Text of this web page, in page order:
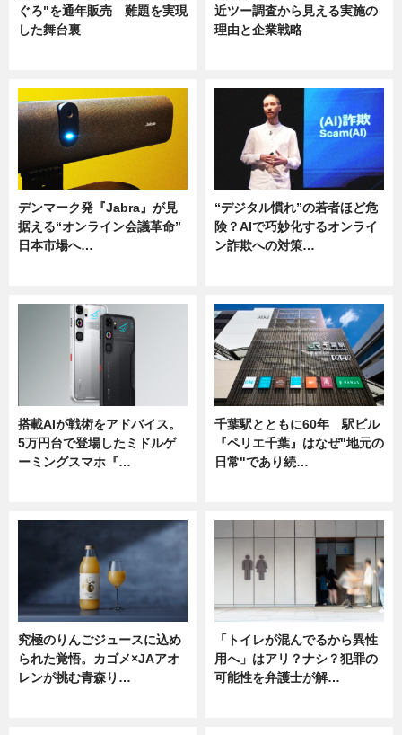
ぐろ"を通年販売 難題を実現
した舞台裏
近ツー調査から見える実施の
理由と企業戦略
デンマーク発『Jabra』が見
据える“オンライン会議革命”
日本市場へ…
“デジタル慣れ”の若者ほど危
険？AIで巧妙化するオンライ
ン詐欺への対策…
搭載AIが戦術をアドバイス。
5万円台で登場したミドルゲ
ーミングスマホ『…
千葉駅とともに60年 駅ビル
『ペリエ千葉』はなぜ"地元の
日常"であり続…
究極のりんごジュースに込め
られた覚悟。カゴメ×JAアオ
レンが挑む青森り…
「トイレが混んでるから異性
用へ」はアリ？ナシ？犯罪の
可能性を弁護士が解…